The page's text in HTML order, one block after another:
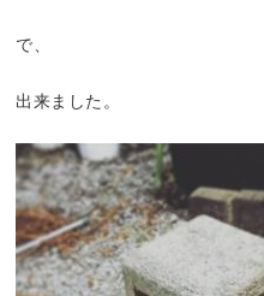
で、
出来ました。